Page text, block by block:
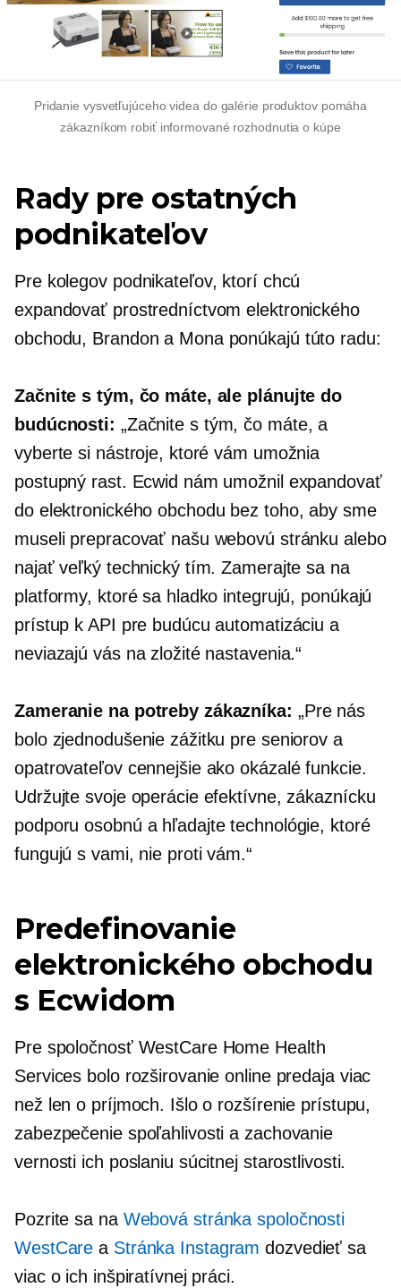
Pridanie vysvetľujúceho videa do galérie produktov pomáha
zákazníkom robiť informované rozhodnutia o kúpe
Rady pre ostatných
podnikateľov
Pre kolegov podnikateľov, ktorí chcú
expandovať prostredníctvom elektronického
obchodu, Brandon a Mona ponúkajú túto radu:
Začnite s tým, čo máte, ale plánujte do
budúcnosti: „Začnite s tým, čo máte, a
vyberte si nástroje, ktoré vám umožnia
postupný rast. Ecwid nám umožnil expandovať
do elektronického obchodu bez toho, aby sme
museli prepracovať našu webovú stránku alebo
najať veľký technický tím. Zamerajte sa na
platformy, ktoré sa hladko integrujú, ponúkajú
prístup k API pre budúcu automatizáciu a
neviazajú vás na zložité nastavenia.“
Zameranie na potreby zákazníka: „Pre nás
bolo zjednodušenie zážitku pre seniorov a
opatrovateľov cennejšie ako okázalé funkcie.
Udržujte svoje operácie efektívne, zákaznícku
podporu osobnú a hľadajte technológie, ktoré
fungujú s vami, nie proti vám.“
Predefinovanie
elektronického obchodu
s Ecwidom
Pre spoločnosť WestCare Home Health
Services bolo rozširovanie online predaja viac
než len o príjmoch. Išlo o rozšírenie prístupu,
zabezpečenie spoľahlivosti a zachovanie
vernosti ich poslaniu súcitnej starostlivosti.
Pozrite sa na Webová stránka spoločnosti
WestCare a Stránka Instagram dozvedieť sa
viac o ich inšpiratívnej práci.